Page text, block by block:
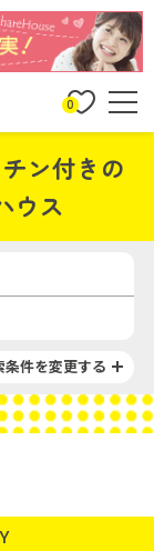
0
ン付きの
ウス
条件を変更する